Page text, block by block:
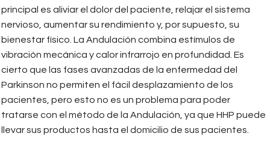
principal es aliviar el dolor del paciente, relajar el sistema
nervioso, aumentar su rendimiento y, por supuesto, su
bienestar físico. La Andulación combina estímulos de
vibración mecánica y calor infrarrojo en profundidad. Es
cierto que las fases avanzadas de la enfermedad del
Parkinson no permiten el fácil desplazamiento de los
pacientes, pero esto no es un problema para poder
tratarse con el método de la Andulación, ya que HHP puede
llevar sus productos hasta el domicilio de sus pacientes.